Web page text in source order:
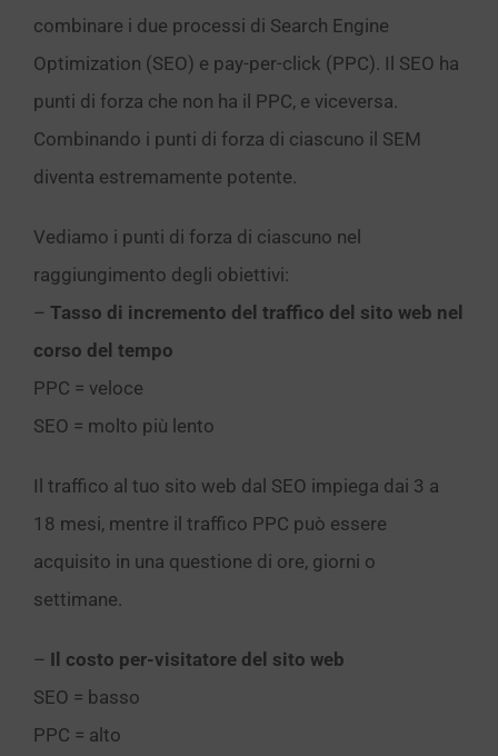
combinare i due processi di Search Engine
Optimization (SEO) e pay-per-click (PPC). Il SEO ha
punti di forza che non ha il PPC, e viceversa.
Combinando i punti di forza di ciascuno il SEM
diventa estremamente potente.
Vediamo i punti di forza di ciascuno nel
raggiungimento degli obiettivi:
– Tasso di incremento del traffico del sito web nel
corso del tempo
PPC = veloce
SEO = molto più lento
Il traffico al tuo sito web dal SEO impiega dai 3 a
18 mesi, mentre il traffico PPC può essere
acquisito in una questione di ore, giorni o
settimane.
– Il costo per-visitatore del sito web
SEO = basso
PPC = alto